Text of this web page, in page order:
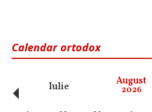
Calendar ortodox
Iulie August
2026
‹